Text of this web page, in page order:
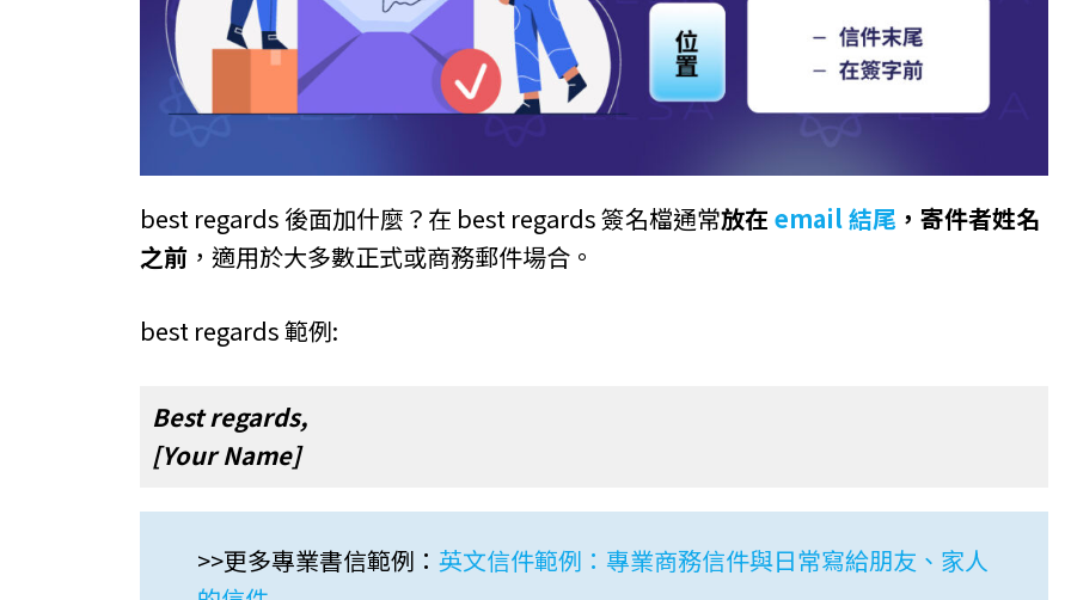
best regards 後面加什麼？在 best regards 簽名檔通常放在 email 結尾 ，寄件者姓名
之前 ，適用於大多數正式或商務郵件場合。
best regards 範例:
Best regards,
[Your Name]
>>更多專業書信範例： 英文信件範例：專業商務信件與日常寫給朋友、家人